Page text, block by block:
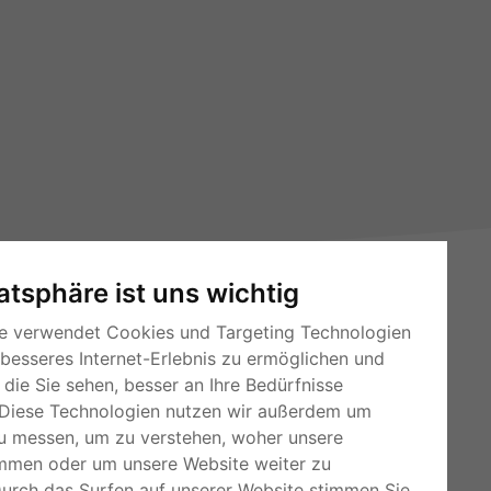
ist uns wichtig
verwendet Cookies und Targeting Technologien
Internet-Erlebnis zu ermöglichen und
Sie sehen, besser an Ihre Bedürfnisse
Technologien nutzen wir außerdem um
messen, um zu verstehen, woher unsere
oder um unsere Website weiter zu
RSS-Feeds
Für Webmaster